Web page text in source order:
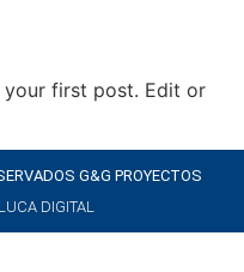
your first post. Edit or
G&G PROYECTOS
DIGITAL